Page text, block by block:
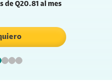
de Q20.81 al mes